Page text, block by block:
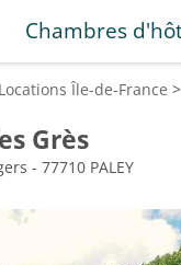
Chambres
Île-de-France >
Grès
- 77710 PALEY